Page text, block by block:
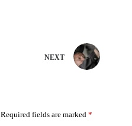
NEXT
Required fields are marked *